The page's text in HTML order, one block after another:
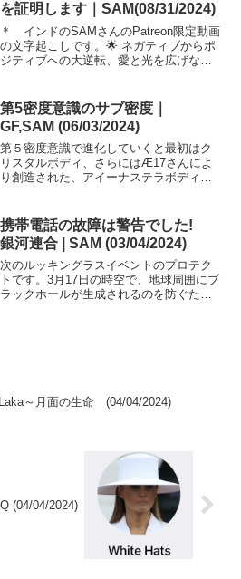
を証明します｜SAM(08/31/2024)
＊ インドのSAMさんのPatreon限定動画
の文字起こしです。🌟 ネガティブからポ
ジティブへの大逆転、愛と光を広げなが
光の中で皆さんにご挨拶します。今日、
私たちは、地...
第5密度意識のサブ密度｜
GF,SAM (06/03/2024)
第５密度意識で進化していくと最初はク
リスタルボディ、さらにはÆ17さんによ
り創造された、アイーナステラボディへ
携帯電話の故障は警告でした!
銀河連合 | SAM (03/04/2024)
次のルッキングラスイベントのプロテク
トです。3月17日の時空で、地球周囲にブ
ラックホールが生成されるのを防ぐため
Laka～月面の生命 (04/04/2024)
(04/04/2024)